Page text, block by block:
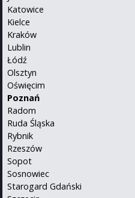
Katowice
Kielce
Kraków
Lublin
Łódź
Olsztyn
Oświęcim
Poznań
Radom
Ruda Śląska
Rybnik
Rzeszów
Sopot
Sosnowiec
Starogard Gdański